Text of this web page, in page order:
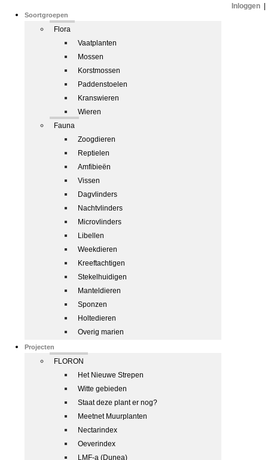
Soortgroepen
Flora
Vaatplanten
Mossen
Korstmossen
Paddenstoelen
Kranswieren
Wieren
Fauna
Zoogdieren
Reptielen
Amfibieën
Vissen
Dagvlinders
Nachtvlinders
Microvlinders
Libellen
Weekdieren
Kreeftachtigen
Stekelhuidigen
Manteldieren
Sponzen
Holtedieren
Overig marien
Projecten
FLORON
Het Nieuwe Strepen
Witte gebieden
Staat deze plant er nog?
Meetnet Muurplanten
Nectarindex
Oeverindex
LMF-a (Dunea)
Inloggen